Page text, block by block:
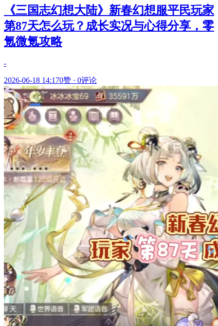
《三国志幻想大陆》新春幻想服平民玩家
第87天怎么玩？成长实况与心得分享，零
氪微氪攻略
-
2026-06-18 14:170赞 · 0评论